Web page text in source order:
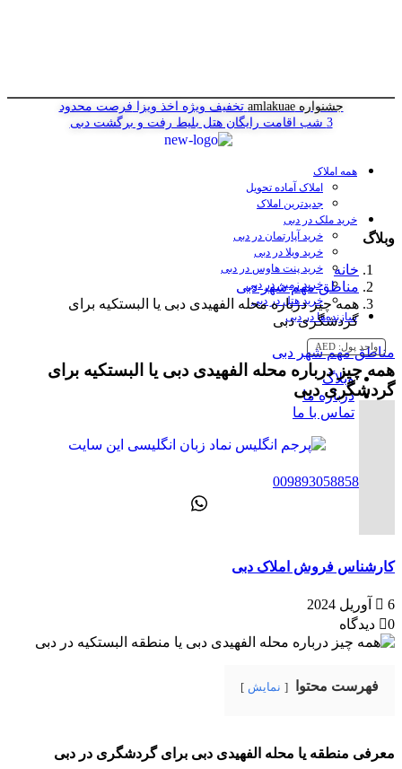
جشنواره amlakuae تخفیف ویژه اخذ ویزا فرصت محدود
3 شب اقامت رایگان هتل
بلیط رفت و برگشت دبی
همه املاک
املاک آماده تحویل
جدیدترین املاک
خرید ملک در دبی
خرید آپارتمان در دبی
خرید ویلا در دبی
خرید پنت هاوس در دبی
خرید زمین در دبی
خرید هتل در دبی
سازنده‌ها در دبی
واحد پول: AED
وبلاگ
درباره ما
تماس با ما
00989305885808
وبلاگ
خانه
مناطق مهم شهر دبی
همه چیز درباره محله الفهیدی دبی یا البستکیه برای
گردشگری دبی
مناطق مهم شهر دبی
همه چیز درباره محله الفهیدی دبی یا البستکیه برای
گردشگری دبی
کارشناس فروش املاک دبی
6 آوریل 2024
0 دیدگاه
فهرست محتوا نمایش
معرفی منطقه یا محله الفهیدی دبی برای گردشگری در دبی